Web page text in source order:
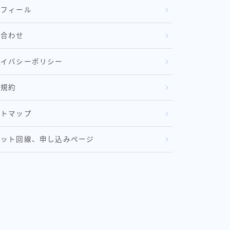
ィール
わせ
バシーポリシー
約
マップ
ト回線、申し込みページ